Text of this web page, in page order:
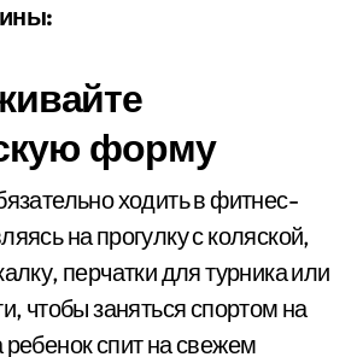
форму
ходить в фитнес-
на прогулку с коляской,
перчатки для турника или
чтобы заняться спортом на
спит на свежем